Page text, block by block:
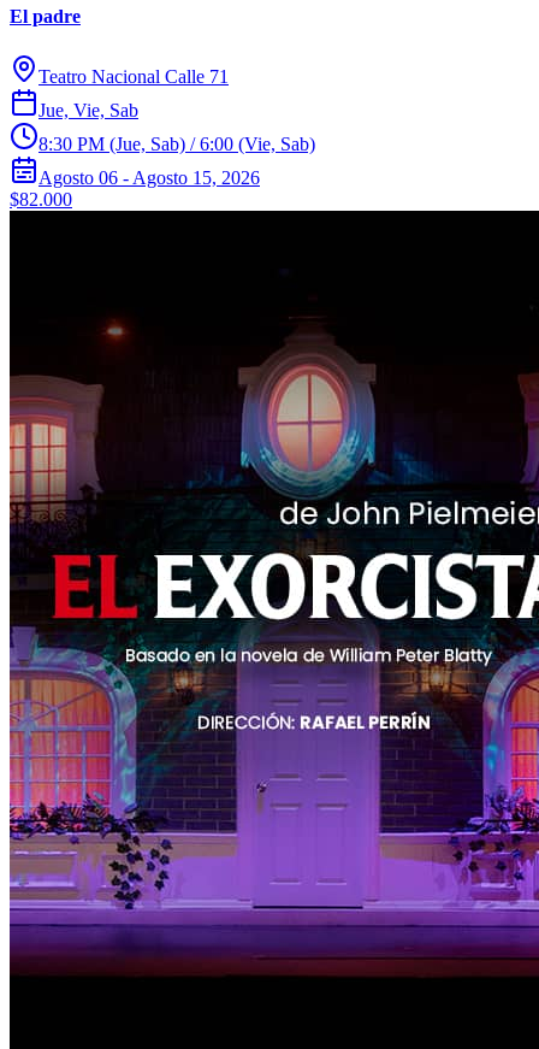
El padre
Teatro Nacional Calle 71
Jue, Vie, Sab
8:30 PM (Jue, Sab) / 6:00 (Vie, Sab)
Agosto 06 - Agosto 15, 2026
$82.000